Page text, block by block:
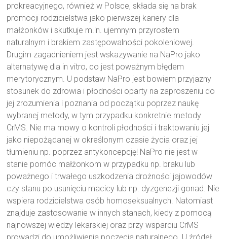
prokreacyjnego, również w Polsce, składa się na brak
promocji rodzicielstwa jako pierwszej kariery dla
małżonków i skutkuje m.in. ujemnym przyrostem
naturalnym i brakiem zastępowalności pokoleniowej.
Drugim zagadnieniem jest wskazywanie na NaPro jako
alternatywę dla in vitro, co jest poważnym błędem
merytorycznym. U podstaw NaPro jest bowiem przyjazny
stosunek do zdrowia i płodności oparty na zaproszeniu do
jej zrozumienia i poznania od początku poprzez naukę
wybranej metody, w tym przypadku konkretnie metody
CrMS. Nie ma mowy o kontroli płodności i traktowaniu jej
jako niepożądanej w określonym czasie życia oraz jej
tłumieniu np. poprzez antykoncepcję! NaPro nie jest w
stanie pomóc małżonkom w przypadku np. braku lub
poważnego i trwałego uszkodzenia drożności jajowodów
czy stanu po usunięciu macicy lub np. dyzgenezji gonad. Nie
wspiera rodzicielstwa osób homoseksualnych. Natomiast
znajduje zastosowanie w innych stanach, kiedy z pomocą
najnowszej wiedzy lekarskiej oraz przy wsparciu CrMS